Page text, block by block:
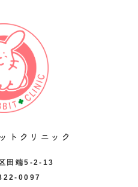
トクリニック
田端5-2-13
0097